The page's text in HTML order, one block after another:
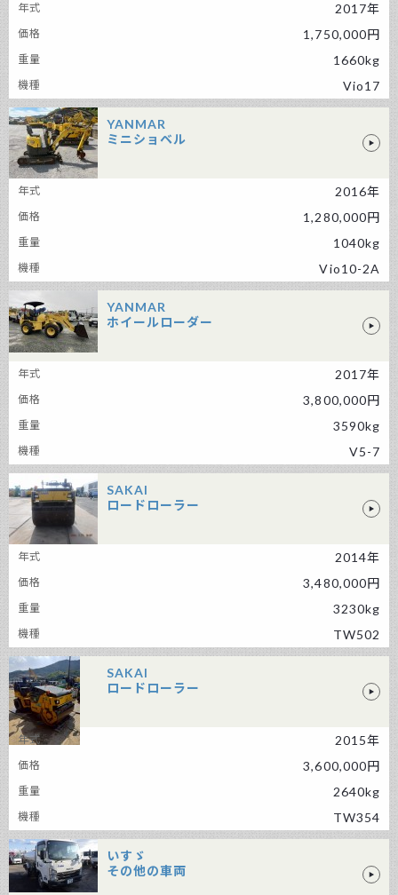
2017年
1,750,000円
1660kg
Vio17
YANMAR
ミニショベル
2016年
1,280,000円
1040kg
Vio10-2A
YANMAR
ホイールローダー
2017年
3,800,000円
3590kg
V5-7
SAKAI
ロードローラー
2014年
3,480,000円
3230kg
TW502
SAKAI
ロードローラー
2015年
3,600,000円
2640kg
TW354
いすゞ
その他の車両